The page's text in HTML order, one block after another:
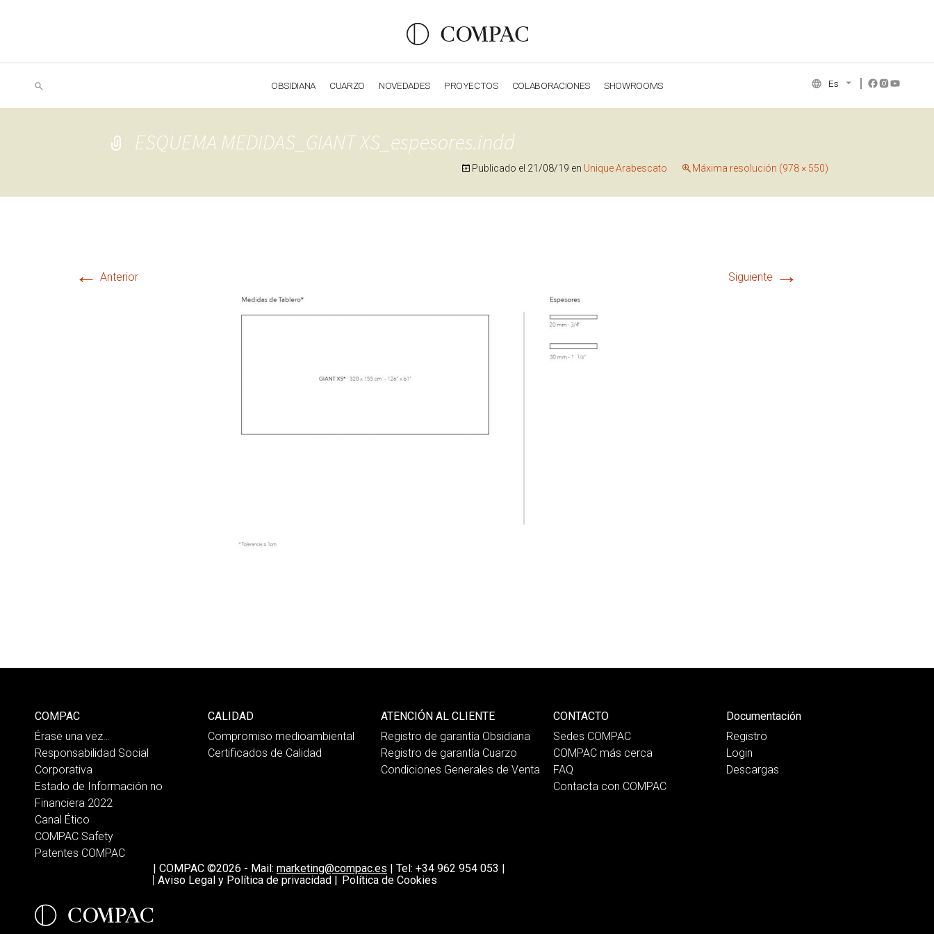
OBSIDIANA CUARZO NOVEDADES PROYECTOS COLABORACIONES SHOWROOMS Es
ESQUEMA MEDIDAS_GIANT XS_espesores.indd
Publicado el 21/08/19 en Unique Arabescato Máxima resolución (978 × 550)
← Anterior Siguiente →
COMPAC
Érase una vez…
Responsabilidad Social
Corporativa
Estado de Información no
Financiera 2022
Canal Ético
COMPAC Safety
Patentes COMPAC
CALIDAD
Compromiso medioambiental
Certificados de Calidad
ATENCIÓN AL CLIENTE
Registro de garantía Obsidiana
Registro de garantía Cuarzo
Condiciones Generales de Venta
CONTACTO
Sedes COMPAC
COMPAC más cerca
FAQ
Contacta con COMPAC
Documentación
Registro
Login
Descargas
COMPAC ©2026 - Mail: marketing@compac.es Tel: +34 962 954 053
Aviso Legal y Política de privacidad | Política de Cookies